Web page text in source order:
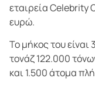
εταιρεία Celebrity
ευρώ.
Το μήκος του είναι
τονάζ 122.000
και 1.500 άτομα